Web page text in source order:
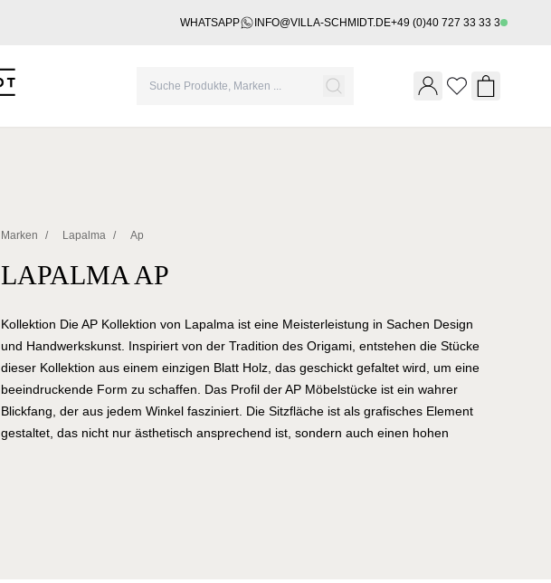
WHATSAPP INFO@VILLA-SCHMIDT.DE+49 (0)40 727 33 33 3
Wishlist
Marken / Lapalma / Ap
LAPALMA AP
Kollektion Die AP Kollektion von Lapalma ist eine Meisterleistung in Sachen Design
und Handwerkskunst. Inspiriert von der Tradition des Origami, entstehen die Stücke
dieser Kollektion aus einem einzigen Blatt Holz, das geschickt gefaltet wird, um eine
beeindruckende Form zu schaffen. Das Profil der AP Möbelstücke ist ein wahrer
Blickfang, der aus jedem Winkel fasziniert. Die Sitzfläche ist als grafisches Element
gestaltet, das nicht nur ästhetisch ansprechend ist, sondern auch einen hohen